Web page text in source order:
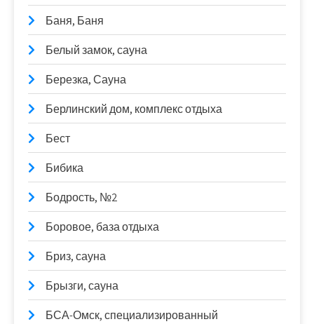
Баня, Баня
Белый замок, сауна
Березка, Сауна
Берлинский дом, комплекс отдыха
Бест
Бибика
Бодрость, №2
Боровое, база отдыха
Бриз, сауна
Брызги, сауна
БСА-Омск, специализированный